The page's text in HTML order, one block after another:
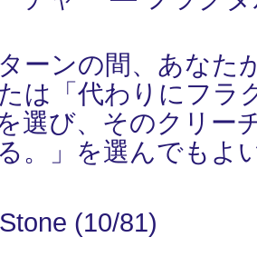
ーンの間、あなた
は「代わりにフラ
選び、そのクリー
。」を選んでもよ
(10/81)